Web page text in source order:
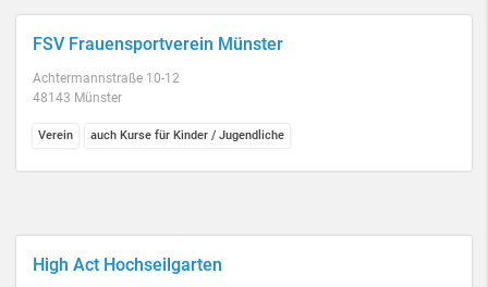
FSV Frauensportverein Münster
Achtermannstraße 10-12
48143 Münster
Verein auch Kurse für Kinder / Jugendliche
High Act Hochseilgarten